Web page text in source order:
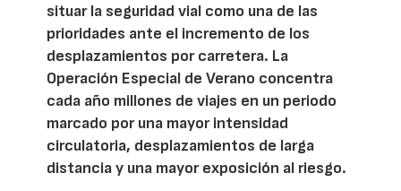
situar la seguridad vial como una de las
prioridades ante el incremento de los
desplazamientos por carretera. La
Operación Especial de Verano concentra
cada año millones de viajes en un periodo
marcado por una mayor intensidad
circulatoria, desplazamientos de larga
distancia y una mayor exposición al riesgo.